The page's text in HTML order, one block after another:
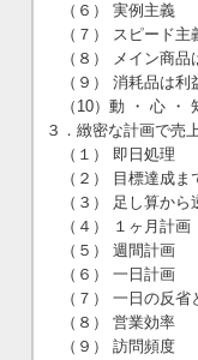
（６） 実例主義
（７） スピード主
（８） メイン商品
（９） 消耗品は利
（10）動 ・ 心 ・
３．緻密な計画で売
（１） 即日処理
（２） 目標達成ま
（３） 足し算から
（４） １ヶ月計画
（５） 週間計画
（６） 一日計画
（７） 一日の反省
（８） 営業効率
（９） 訪問頻度